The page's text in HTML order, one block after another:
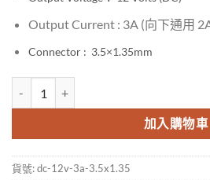
Output Current : 3A (向下通用
Connector : 3.5×1.35mm
加入購物車
貨號:dc-12v-3a-3.5x1.35